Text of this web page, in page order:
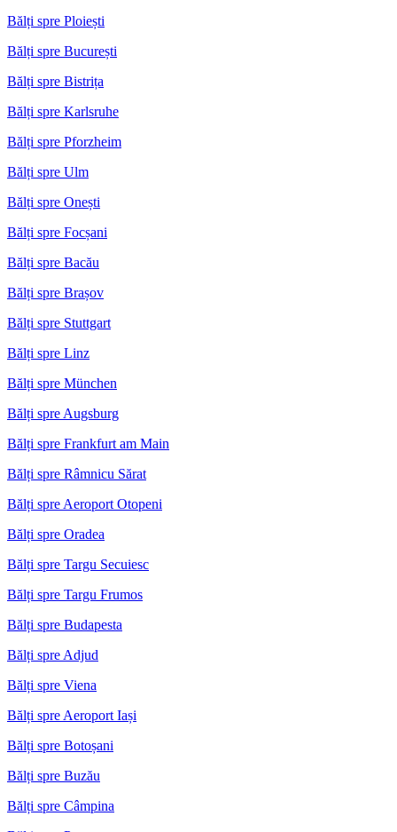
Bălți spre Ploiești
Bălți spre București
Bălți spre Bistrița
Bălți spre Karlsruhe
Bălți spre Pforzheim
Bălți spre Ulm
Bălți spre Onești
Bălți spre Focșani
Bălți spre Bacău
Bălți spre Brașov
Bălți spre Stuttgart
Bălți spre Linz
Bălți spre München
Bălți spre Augsburg
Bălți spre Frankfurt am Main
Bălți spre Râmnicu Sărat
Bălți spre Aeroport Otopeni
Bălți spre Oradea
Bălți spre Targu Secuiesc
Bălți spre Targu Frumos
Bălți spre Budapesta
Bălți spre Adjud
Bălți spre Viena
Bălți spre Aeroport Iași
Bălți spre Botoșani
Bălți spre Buzău
Bălți spre Câmpina